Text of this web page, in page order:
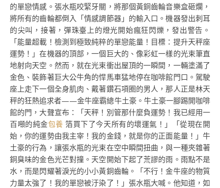
的單戀情感。張水瓶咬緊牙關，將那個黃銅齒輪音樂盒砸爛，
將所有的齒輪都倒入「情感調節器」的輸入口。機器發出刺耳
的尖叫，接著，彈珠臺上的燈光開始瘋狂閃爍，發出警告。
「能量超載！檢測到極致純粹的單戀能量！目標：提升天秤座
運勢！」在機器的頂部，一個巨大的、像彩虹一樣的光束筆直
地射向天空。然而，就在光束衝出屋頂的一瞬間，一輛塗滿了
金色、裝飾著巨大公牛角的悍馬車猛地停在咖啡館門口。駕駛
座上走下一個全身肌肉、戴著鑽石項圈的男人，那人正是林天
秤的狂熱追求者——金牛座霸總牛土豪。牛土豪一腳踢開咖啡
館的門，大聲宣布：「天秤！別管那什麼負運勢！我已經用一
百噸的純金包養 箔買下了今天所有的壞運氣！」「從現在開
始，你的運勢由我主宰！我的金錢，就是你的正面能量！」牛
土豪的行為，讓張水瓶的光束在空中瞬間扭曲，與一種夾雜著
銅臭味的金色光芒對撞。天空開始下起了荒謬的雨。雨點不是
水，而是閃耀著淚光的小小黃銅齒輪。「不行！金牛座的物質
力量太強了！我的單戀被汙染了！」張水瓶大喊。他知道，如